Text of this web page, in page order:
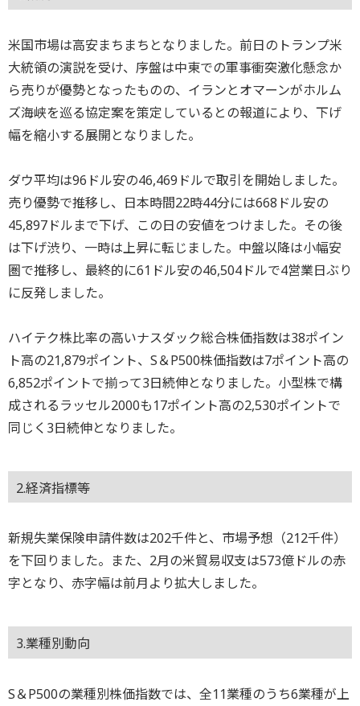
米国市場は高安まちまちとなりました。前日のトランプ米
大統領の演説を受け、序盤は中東での軍事衝突激化懸念か
ら売りが優勢となったものの、イランとオマーンがホルム
ズ海峡を巡る協定案を策定しているとの報道により、下げ
幅を縮小する展開となりました。
ダウ平均は96ドル安の46,469ドルで取引を開始しました。
売り優勢で推移し、日本時間22時44分には668ドル安の
45,897ドルまで下げ、この日の安値をつけました。その後
は下げ渋り、一時は上昇に転じました。中盤以降は小幅安
圏で推移し、最終的に61ドル安の46,504ドルで4営業日ぶり
に反発しました。
ハイテク株比率の高いナスダック総合株価指数は38ポイン
ト高の21,879ポイント、S＆P500株価指数は7ポイント高の
6,852ポイントで揃って3日続伸となりました。小型株で構
成されるラッセル2000も17ポイント高の2,530ポイントで
同じく3日続伸となりました。
2.経済指標等
新規失業保険申請件数は202千件と、市場予想（212千件）
を下回りました。また、2月の米貿易収支は573億ドルの赤
字となり、赤字幅は前月より拡大しました。
3.業種別動向
S＆P500の業種別株価指数では、全11業種のうち6業種が上